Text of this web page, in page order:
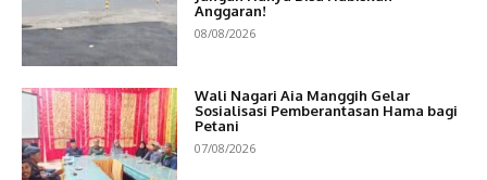
Anggaran!
08/08/2026
Wali Nagari Aia Manggih Gelar
Sosialisasi Pemberantasan Hama bagi
Petani
07/08/2026